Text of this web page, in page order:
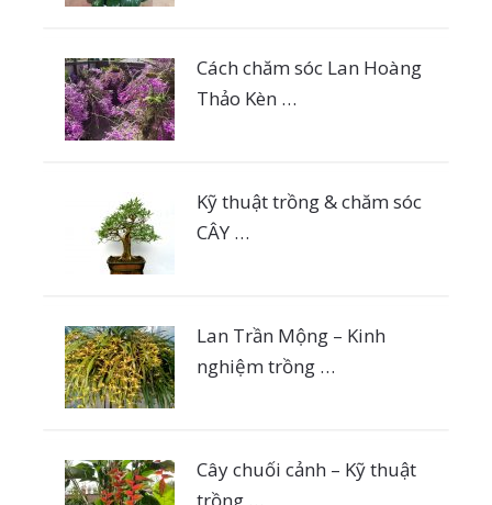
Cách chăm sóc Lan Hoàng
Thảo Kèn …
Kỹ thuật trồng & chăm sóc
CÂY …
Lan Trần Mộng – Kinh
nghiệm trồng …
Cây chuối cảnh – Kỹ thuật
trồng …